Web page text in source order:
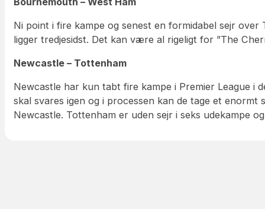
Ni point i fire kampe og senest en formidabel sejr
ligger tredjesidst. Det kan være al rigeligt for ”The
Newcastle – Tottenham
Newcastle har kun tabt fire kampe i Premier League i
skal svares igen og i processen kan de tage et
Newcastle. Tottenham er uden sejr i seks udekampe